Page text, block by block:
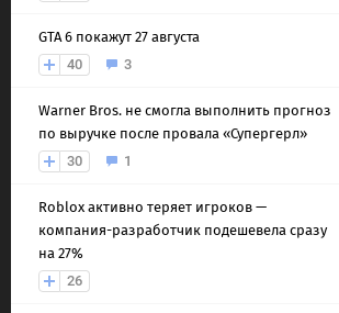
GTA 6 покажут 27 августа
40
3
Warner Bros. не смогла выполнить прогноз
по выручке после провала «Супергерл»
30
1
Roblox активно теряет игроков —
компания-разработчик подешевела сразу
на 27%
26